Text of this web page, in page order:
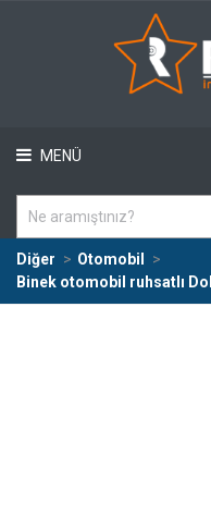
MENÜ
Diğer
Otomobil
Binek otomobil ruhsatlı